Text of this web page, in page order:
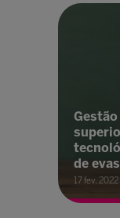
de
17 fev. 2022